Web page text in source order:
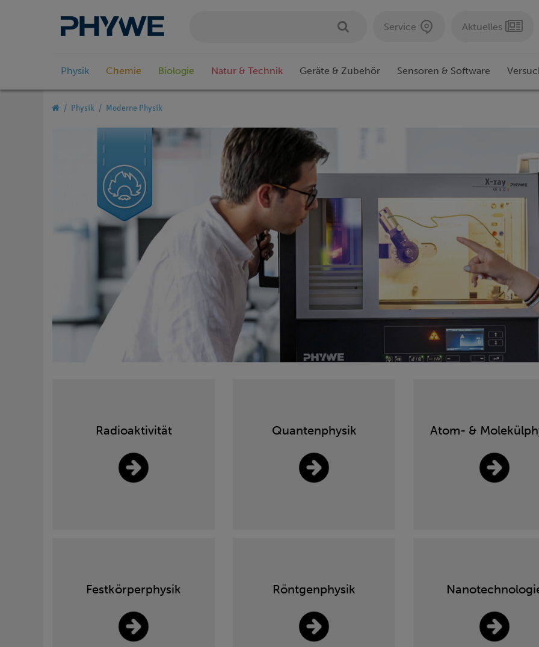
Service Aktuelles
Physik Chemie Biologie Natur & Technik Geräte & Zubehör Sensoren & Software
Physik Moderne Physik
Radioaktivität Quantenphysik Atom- &
Festkörperphysik Röntgenphysik